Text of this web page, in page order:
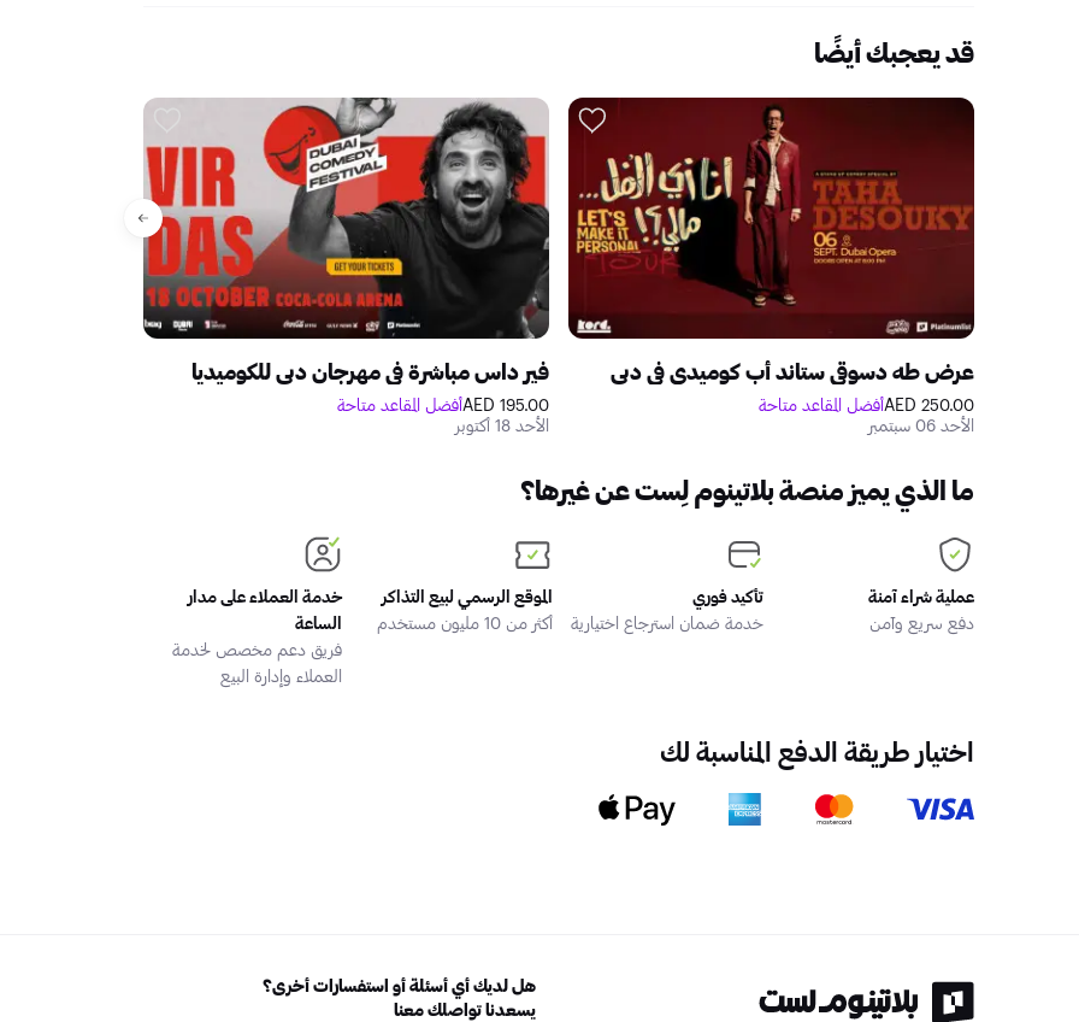
قد يعجبك أيضًا
عرض طه دسوقي ستاند أب كوميدي في دبي
250.00 AED
أفضل المقاعد متاحة
الأحد 06 سبتمبر
فير داس مباشرة في مهرجان دبي للكوميديا
195.00 AED
أفضل المقاعد متاحة
الأحد 18 أكتوبر
ما الذي يميز منصة بلاتينوم لِست عن غيرها؟
عملية شراء آمنة
دفع سريع وآمن
تأكيد فوري
خدمة ضمان استرجاع اختيارية
الموقع الرسمي لبيع التذاكر
أكثر من 10 مليون مستخدم
خدمة العملاء على مدار
الساعة
فريق دعم مخصص لخدمة
العملاء وإدارة البيع
اختيار طريقة الدفع المناسبة لك
هل لديك أي أسئلة أو استفسارات أخرى؟
يسعدنا تواصلك معنا